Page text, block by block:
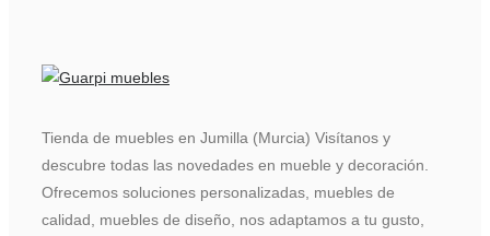
Tienda de muebles en Jumilla (Murcia) Visítanos y
descubre todas las novedades en mueble y decoración.
Ofrecemos soluciones personalizadas, muebles de
calidad, muebles de diseño, nos adaptamos a tu gusto,